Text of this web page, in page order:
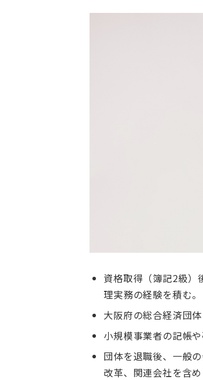
資格取得（簿記2級）
理実務の経験を積む。
大阪府の総合経済団
小規模事業者の記帳
団体を退職後、一般
改革、関連会社を含